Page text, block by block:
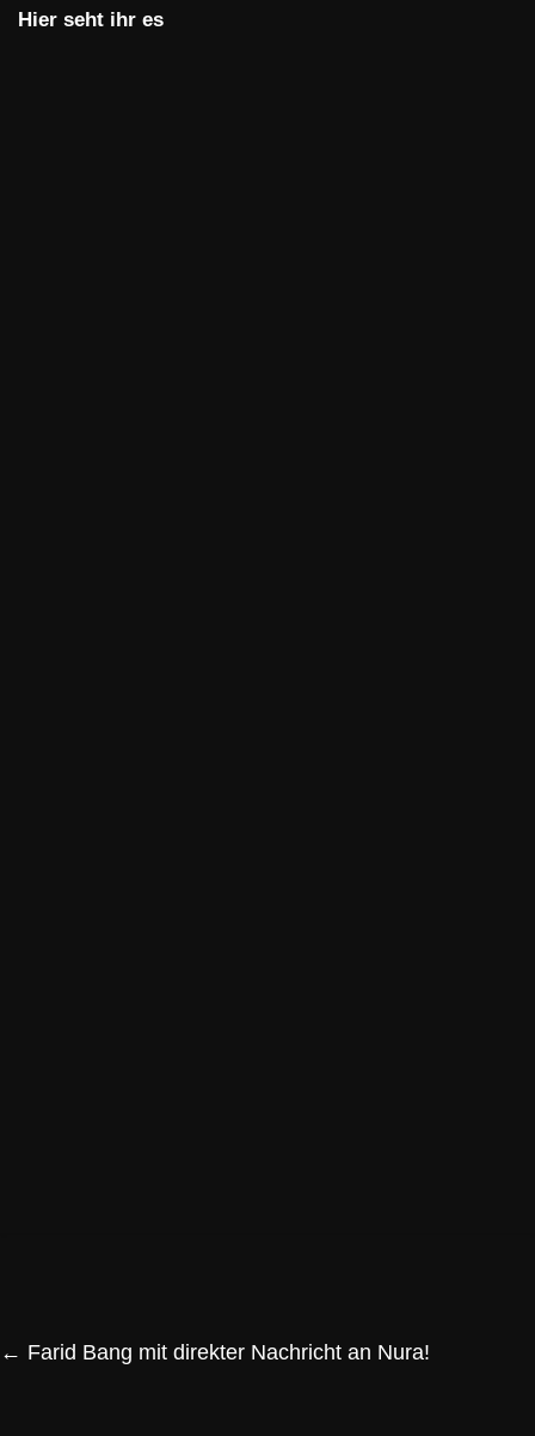
Hier seht ihr es
← Farid Bang mit direkter Nachricht an Nura!